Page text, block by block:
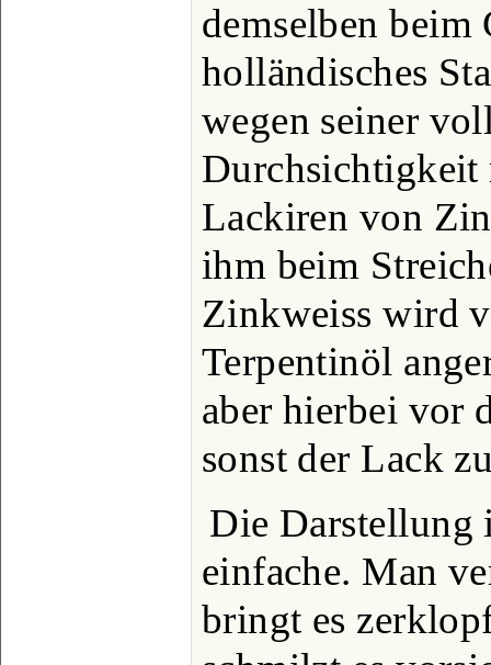
demselben beim
holländisches
wegen seiner
Durchsichtigkeit
Lackiren von
ihm beim
Zinkweiss wird
Terpentinöl
aber hierbei vor
sonst der Lack
Die Darstellung
einfache. Man
bringt es